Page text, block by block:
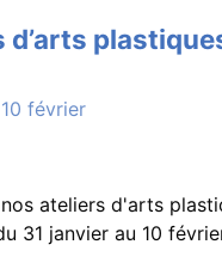
février
ateliers d'arts
31 janvier au 10